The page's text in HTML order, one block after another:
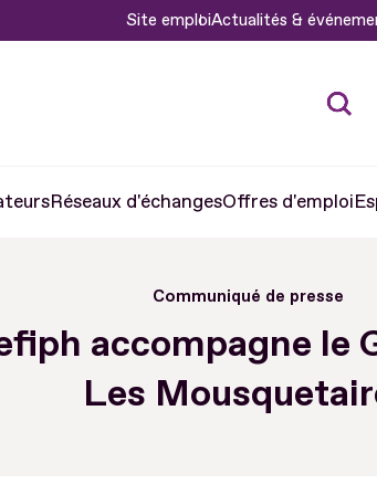
Site emploiActualités &
Réseaux d'échangesOffres d'emploi
Communiqué de presse
accompagne le
Les